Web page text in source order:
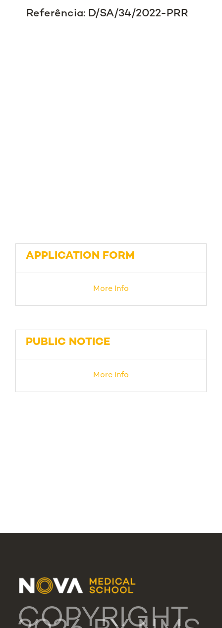
Referência: D/SA/34/2022-PRR
APPLICATION FORM
More Info
PUBLIC NOTICE
More Info
COPYRIGHT